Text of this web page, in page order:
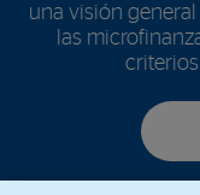
una visión
las
criterios